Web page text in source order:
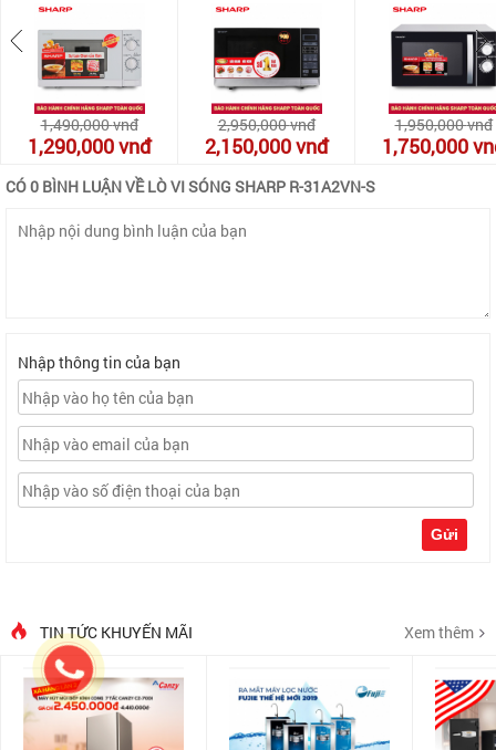
1,490,000vnđ
1,290,000vnđ
2,950,000vnđ
2,150,000vnđ
1,950,000vnđ
1,750,000
CÓ 0 BÌNH LUẬN VỀ LÒ VI SÓNG SHARP R-31A2VN-S
Nhập thông tin của bạn
Gửi
TIN TỨC KHUYẾN MÃI Xem thêm